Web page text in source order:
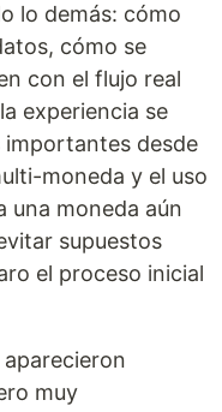
lo demás: cómo
cómo se
con el flujo real
experiencia se
importantes desde
moneda y el uso
una moneda aún
supuestos
el proceso inicial
muy